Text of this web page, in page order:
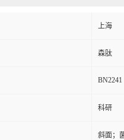
上海
森肽
BN2241
科研
斜面；